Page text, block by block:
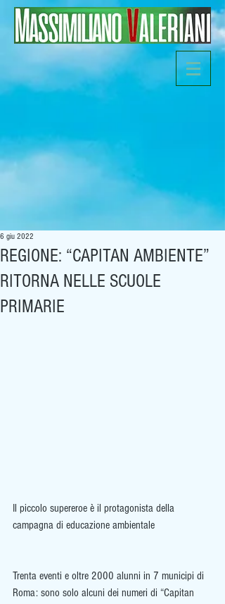
REGIONE: “CAPITAN AMBIENTE”
RITORNA NELLE SCUOLE
PRIMARIE
6 giu 2022
Il piccolo supereroe è il protagonista della
campagna di educazione ambientale
Trenta eventi e oltre 2000 alunni in 7 municipi di
Roma: sono solo alcuni dei numeri di “Capitan